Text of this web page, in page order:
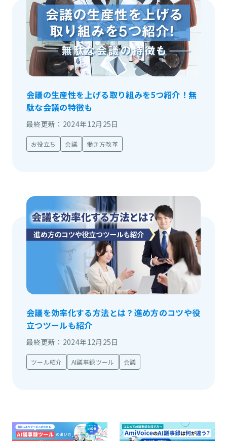
会議の生産性を上げる取り組みを5つ紹介！無
駄な会議の特徴も
最終更新：2024年12月25日
お役立ち 会議 働き方改革
会議を効率化する方法とは？進め方のコツや役
立つツールも紹介
最終更新：2024年12月25日
ツール紹介 AI議事録ツール 会議